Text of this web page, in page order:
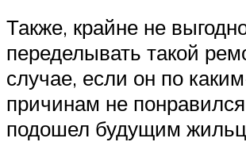
Также, крайне не
переделывать такой
случае, если он по
причинам не
подошел будущим